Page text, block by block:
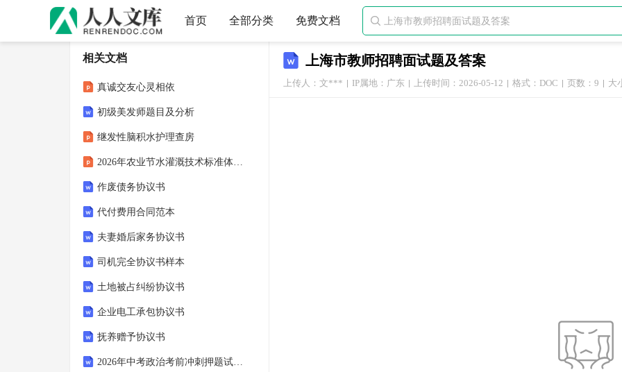
首页 全部分类 免费文档 
上海市教师招聘面试题及答案
上传人：文*** IP属地：广东 上传时间：2026-05-12 格式：DOC 页数：9 大
相关文档
真诚交友心灵相依
初级美发师题目及分析
继发性脑积水护理查房
2026年农业节水灌溉技术标准体系建设
作废债务协议书
代付费用合同范本
夫妻婚后家务协议书
司机完全协议书样本
土地被占纠纷协议书
企业电工承包协议书
抚养赠予协议书
2026年中考政治考前冲刺押题试卷及答案（十五）